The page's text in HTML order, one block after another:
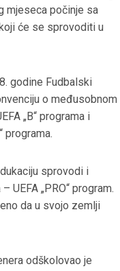
mjeseca počinje sa
će se sprovoditi u
godine Fudbalski
o međusobnom
„B“ programa i
programa.
sprovodi i
UEFA „PRO“ program.
da u svojo zemlji
odškolovao je